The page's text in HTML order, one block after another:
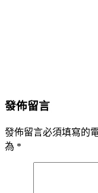
發佈留言
發佈留言必須填寫的
為 *